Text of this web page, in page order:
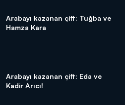
Arabayı kazanan çift: Tuğba ve
Hamza Kara
Arabayı kazanan çift: Eda ve
Kadir Arıcı!